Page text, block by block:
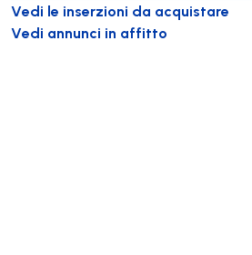
Vedi le inserzioni da acquistare
Vedi annunci in affitto